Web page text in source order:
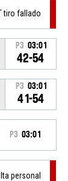
tiro fallado
P3 03:01
42-54
P3 03:01
41-54
P3 03:01
personal